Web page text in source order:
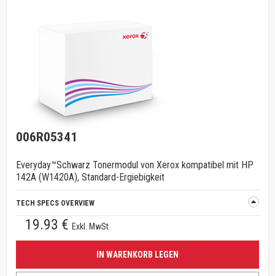
006R05341
Everyday™Schwarz Tonermodul von Xerox kompatibel mit HP
142A (W1420A), Standard-Ergiebigkeit
TECH SPECS OVERVIEW
19.93 € Exkl. MwSt
IN WARENKORB LEGEN